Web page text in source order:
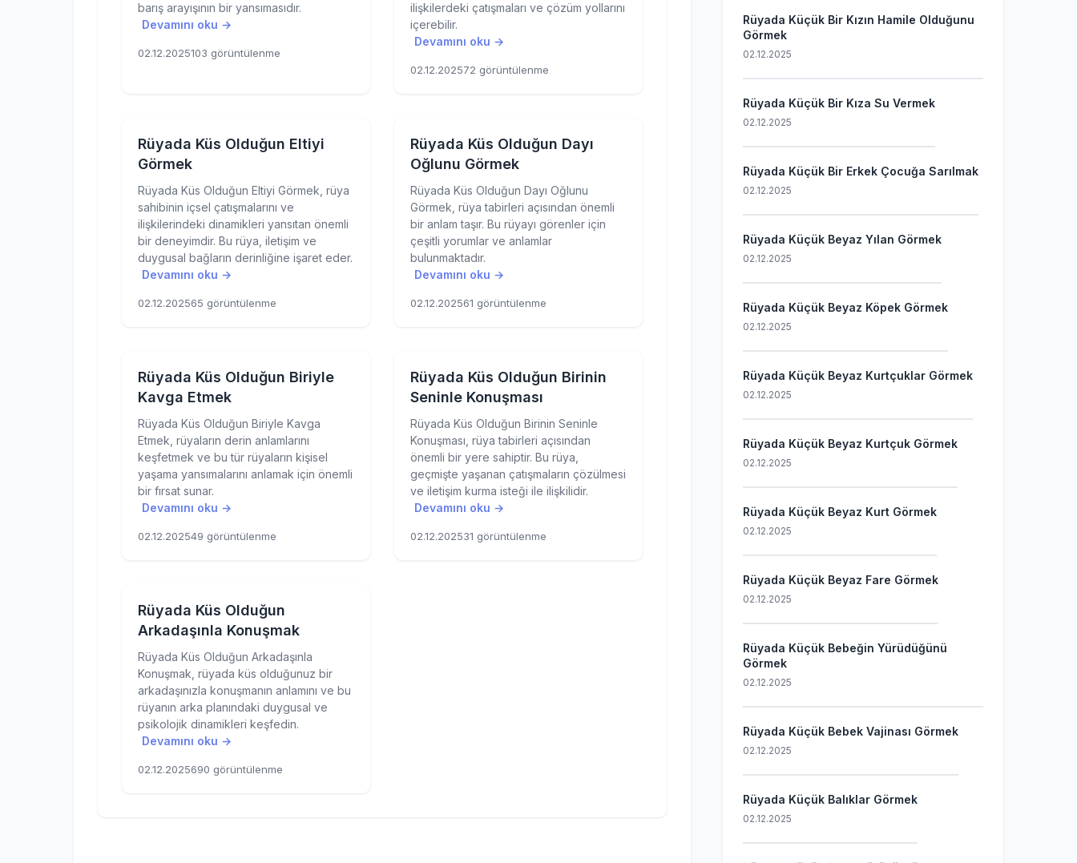
barış arayışının bir yansımasıdır.
Devamını oku →
02.12.2025103 görüntülenme
ilişkilerdeki çatışmaları ve çözüm yollarını
içerebilir.
Devamını oku →
02.12.202572 görüntülenme
Rüyada Küs Olduğun Eltiyi
Görmek
Rüyada Küs Olduğun Eltiyi Görmek, rüya
sahibinin içsel çatışmalarını ve
ilişkilerindeki dinamikleri yansıtan önemli
bir deneyimdir. Bu rüya, iletişim ve
duygusal bağların derinliğine işaret eder.
Devamını oku →
02.12.202565 görüntülenme
Rüyada Küs Olduğun Dayı
Oğlunu Görmek
Rüyada Küs Olduğun Dayı Oğlunu
Görmek, rüya tabirleri açısından önemli
bir anlam taşır. Bu rüyayı görenler için
çeşitli yorumlar ve anlamlar
bulunmaktadır.
Devamını oku →
02.12.202561 görüntülenme
Rüyada Küs Olduğun Biriyle
Kavga Etmek
Rüyada Küs Olduğun Biriyle Kavga
Etmek, rüyaların derin anlamlarını
keşfetmek ve bu tür rüyaların kişisel
yaşama yansımalarını anlamak için önemli
bir fırsat sunar.
Devamını oku →
02.12.202549 görüntülenme
Rüyada Küs Olduğun Birinin
Seninle Konuşması
Rüyada Küs Olduğun Birinin Seninle
Konuşması, rüya tabirleri açısından
önemli bir yere sahiptir. Bu rüya,
geçmişte yaşanan çatışmaların çözülmesi
ve iletişim kurma isteği ile ilişkilidir.
Devamını oku →
02.12.202531 görüntülenme
Rüyada Küs Olduğun
Arkadaşınla Konuşmak
Rüyada Küs Olduğun Arkadaşınla
Konuşmak, rüyada küs olduğunuz bir
arkadaşınızla konuşmanın anlamını ve bu
rüyanın arka planındaki duygusal ve
psikolojik dinamikleri keşfedin.
Devamını oku →
02.12.2025690 görüntülenme
Rüyada Küçük Bir Kızın Hamile Olduğunu
Görmek
02.12.2025
Rüyada Küçük Bir Kıza Su Vermek
02.12.2025
Rüyada Küçük Bir Erkek Çocuğa Sarılmak
02.12.2025
Rüyada Küçük Beyaz Yılan Görmek
02.12.2025
Rüyada Küçük Beyaz Köpek Görmek
02.12.2025
Rüyada Küçük Beyaz Kurtçuklar Görmek
02.12.2025
Rüyada Küçük Beyaz Kurtçuk Görmek
02.12.2025
Rüyada Küçük Beyaz Kurt Görmek
02.12.2025
Rüyada Küçük Beyaz Fare Görmek
02.12.2025
Rüyada Küçük Bebeğin Yürüdüğünü
Görmek
02.12.2025
Rüyada Küçük Bebek Vajinası Görmek
02.12.2025
Rüyada Küçük Balıklar Görmek
02.12.2025